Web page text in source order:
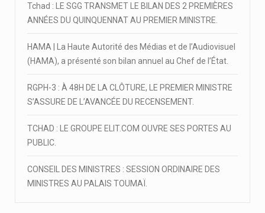
Tchad : LE SGG TRANSMET LE BILAN DES 2 PREMIÈRES
ANNÉES DU QUINQUENNAT AU PREMIER MINISTRE.
HAMA | La Haute Autorité des Médias et de l’Audiovisuel
(HAMA), a présenté son bilan annuel au Chef de l’État.
RGPH-3 : À 48H DE LA CLÔTURE, LE PREMIER MINISTRE
S’ASSURE DE L’AVANCÉE DU RECENSEMENT.
TCHAD : LE GROUPE ELIT.COM OUVRE SES PORTES AU
PUBLIC.
CONSEIL DES MINISTRES : SESSION ORDINAIRE DES
MINISTRES AU PALAIS TOUMAÏ.